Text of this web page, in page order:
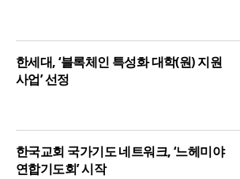
한세대, ‘블록체인 특성화 대학(원) 지원
사업’ 선정
한국교회 국가기도 네트워크, ‘느헤미야
연합기도회’ 시작